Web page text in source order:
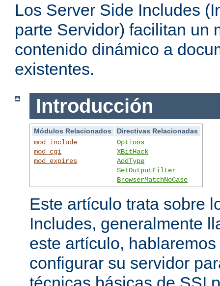
Los Server Side Includes
parte Servidor) facilitan un
contenido dinámico a
existentes.
Introducción
Módulos Relacionados
Directivas Relacionadas
mod_include
mod_cgi
mod_expires
Options
XBitHack
AddType
SetOutputFilter
BrowserMatchNoCase
Este artículo trata sobre
Includes, generalmente
este artículo,
configurar su servidor